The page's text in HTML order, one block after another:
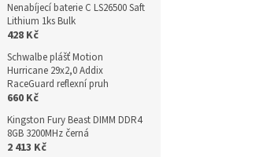
Nenabíjecí baterie C LS26500 Saft
Lithium 1ks Bulk
428 Kč
Schwalbe plášť Motion
Hurricane 29x2,0 Addix
RaceGuard reflexní pruh
660 Kč
Kingston Fury Beast DIMM DDR4
8GB 3200MHz černá
2 413 Kč